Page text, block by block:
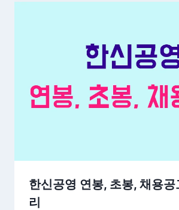
한신공영 연봉, 초봉, 채용공
리